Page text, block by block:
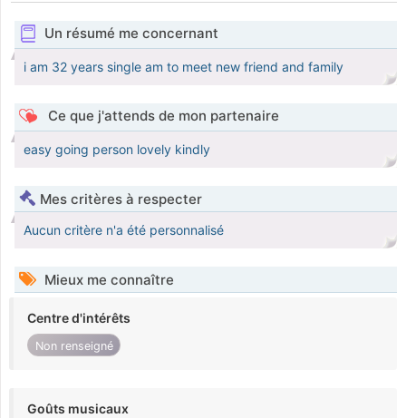
Un résumé me concernant
i am 32 years single am to meet new friend and family
Ce que j'attends de mon partenaire
easy going person lovely kindly
Mes critères à respecter
Aucun critère n'a été personnalisé
Mieux me connaître
Centre d'intérêts
Non renseigné
Goûts musicaux